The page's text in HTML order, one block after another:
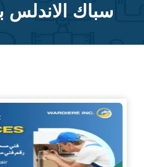
سباك الاندلس